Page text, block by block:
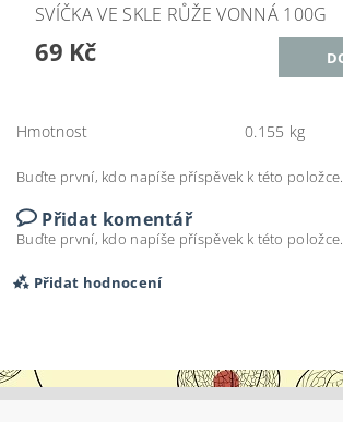
SVÍČKA VE SKLE RŮŽE VONNÁ 100G
69 Kč
Hmotnost 0.155 kg
Buďte první, kdo napíše příspěvek k této položce.
Přidat komentář
Buďte první, kdo napíše příspěvek k této položce.
Přidat hodnocení